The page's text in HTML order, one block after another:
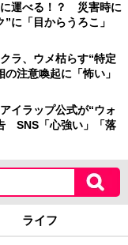
運べる！？ 災害時に
に「目からうろこ」
ラ、ウメ枯らす“特定
注意喚起に「怖い」
イラップ公式が“ウォ
SNS「心強い」「落
ライフ